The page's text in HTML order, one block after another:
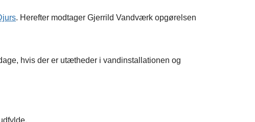
. Herefter modtager Gjerrild Vandværk opgørelsen
hvis der er utætheder i vandinstallationen og